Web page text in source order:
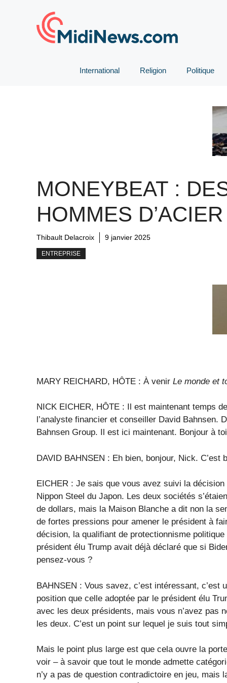
International Religion Politique
MONEYBEAT :
HOMMES D’ACIER
Thibault Delacroix 9 janvier 2025
ENTREPRISE
MARY REICHARD, HÔTE : À venir Le monde et
NICK EICHER, HÔTE : Il est maintenant temps
l’analyste financier et conseiller David Bahnsen.
Bahnsen Group. Il est ici maintenant. Bonjour à
DAVID BAHNSEN : Eh bien, bonjour, Nick. C’est
EICHER : Je sais que vous avez suivi la
Nippon Steel du Japon. Les deux sociétés
de dollars, mais la Maison Blanche a dit non la
de fortes pressions pour amener le président à
décision, la qualifiant de protectionnisme
président élu Trump avait déjà déclaré que si
pensez-vous ?
BAHNSEN : Vous savez, c’est intéressant,
position que celle adoptée par le président élu
avec les deux présidents, mais vous n’avez pas
les deux. C’est un point sur lequel je suis tout
Mais le point plus large est que cela ouvre la
voir – à savoir que tout le monde admette
n’y a pas de question contradictoire en jeu,